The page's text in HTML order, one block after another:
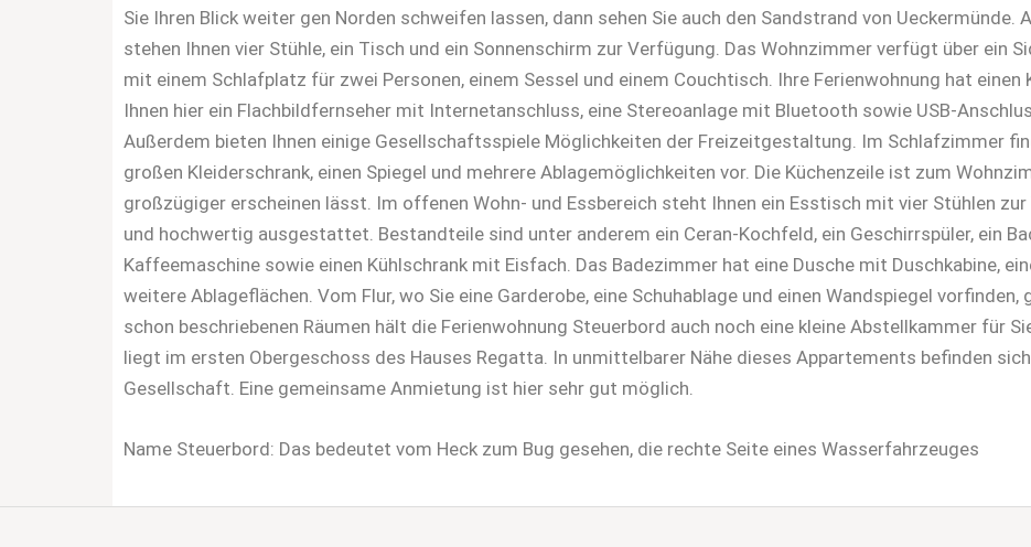
Sie Ihren Blick weiter gen Norden schweifen lassen, dann sehen Sie auch den Sandstrand von
stehen Ihnen vier Stühle, ein Tisch und ein Sonnenschirm zur Verfügung. Das Wohnzimmer verfügt über ein
mit einem Schlafplatz für zwei Personen, einem Sessel und einem Couchtisch. Ihre Ferienwohnung hat
Ihnen hier ein Flachbildfernseher mit Internetanschluss, eine Stereoanlage mit Bluetooth sowie USB-
Außerdem bieten Ihnen einige Gesellschaftsspiele Möglichkeiten der Freizeitgestaltung. Im Schlafzimmer
großen Kleiderschrank, einen Spiegel und mehrere Ablagemöglichkeiten vor. Die Küchenzeile ist zum
großzügiger erscheinen lässt. Im offenen Wohn- und Essbereich steht Ihnen ein Esstisch mit vier Stühlen
und hochwertig ausgestattet. Bestandteile sind unter anderem ein Ceran-Kochfeld, ein Geschirrspüler, ein
Kaffeemaschine sowie einen Kühlschrank mit Eisfach. Das Badezimmer hat eine Dusche mit Duschkabine,
weitere Ablageflächen. Vom Flur, wo Sie eine Garderobe, eine Schuhablage und einen Wandspiegel vorfinden,
schon beschriebenen Räumen hält die Ferienwohnung Steuerbord auch noch eine kleine Abstellkammer für
liegt im ersten Obergeschoss des Hauses Regatta. In unmittelbarer Nähe dieses Appartements befinden
Gesellschaft. Eine gemeinsame Anmietung ist hier sehr gut möglich.
Name Steuerbord: Das bedeutet vom Heck zum Bug gesehen, die rechte Seite eines Wasserfahrzeuges